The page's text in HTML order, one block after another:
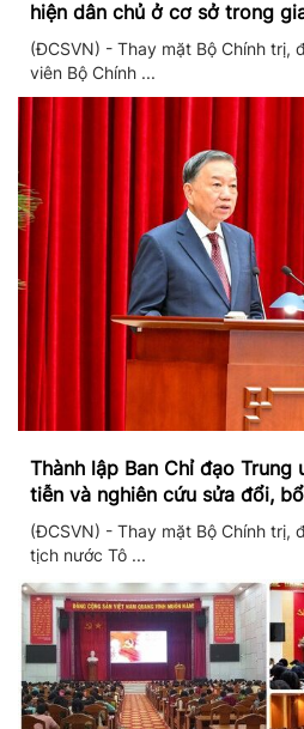
hiện dân chủ ở cơ sở trong
(ĐCSVN) - Thay mặt Bộ Chính trị,
viên Bộ Chính ...
Thành lập Ban Chỉ đạo
tiễn và nghiên cứu sửa đổi,
(ĐCSVN) - Thay mặt Bộ Chính trị,
tịch nước Tô ...